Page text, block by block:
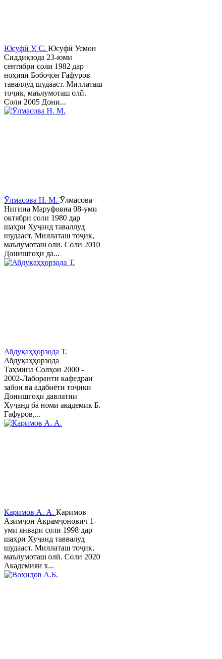
Юсуфӣ У. C. Юсуфӣ Усмон
Сиддиқзода 23-юми
сентябри соли 1982 дар
ноҳияи Бобоҷон Ғафуров
таваллуд шудааст. Миллаташ
тоҷик, маълумоташ олӣ.
Соли 2005 Дони...
Ӯлмасова Н. М. Ӯлмасова
Нигина Маруфовна 08-уми
октябри соли 1980 дар
шаҳри Хуҷанд таваллуд
шудааст. Миллаташ тоҷик,
маълумоташ олӣ. Соли 2010
Донишгоҳи да...
Абдуқаҳҳорзода Т.
Абдуқаҳҳорзода
Таҳмина Солҳои 2000 -
2002-Лаборанти кафедраи
забон ва адабиёти тоҷики
Донишгоҳи давлатии
Хуҷанд ба номи академик Б.
Ғафуров,...
Каримов А. А. Каримов
Азимҷон Акрамҷонович 1-
уми январи соли 1998 дар
шаҳри Хуҷанд таввалуд
шудааст. Миллаташ тоҷик,
маълумоташ олӣ. Соли 2020
Академияи х...